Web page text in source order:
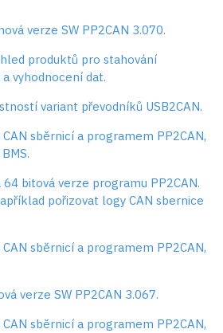
verze SW PP2CAN 3.070.
produktů pro stahování
vyhodnocení dat.
variant převodníků USB2CAN.
sběrnicí a programem PP2CAN,
64 bitová verze programu PP2CAN.
pořizovat logy CAN sbernice
sběrnicí a programem PP2CAN,
verze SW PP2CAN 3.067.
sběrnicí a programem PP2CAN,